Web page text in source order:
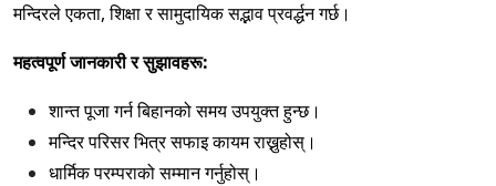
मन्दिरले एकता, शिक्षा र सामुदायिक सद्भाव प्रवर्द्धन गर्छ।
महत्वपूर्ण जानकारी र सुझावहरू:
शान्त पूजा गर्न बिहानको समय उपयुक्त हुन्छ।
मन्दिर परिसर भित्र सफाइ कायम राख्नुहोस्।
धार्मिक परम्पराको सम्मान गर्नुहोस्।